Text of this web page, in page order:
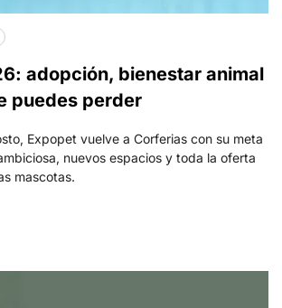
adopción, bienestar animal
puedes perder
Expopet vuelve a Corferias con su meta
nuevos espacios y toda la oferta
mascotas.